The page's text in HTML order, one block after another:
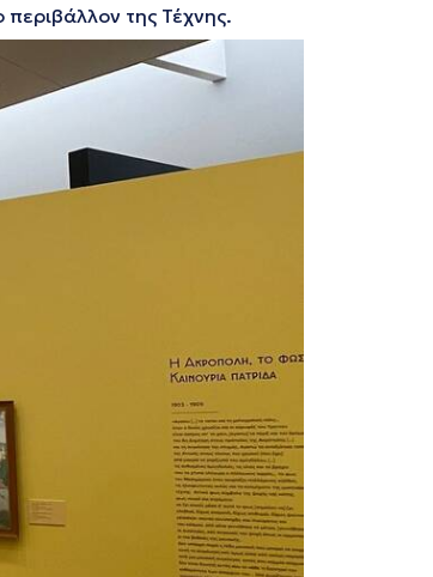
περιβάλλον της Τέχνης.